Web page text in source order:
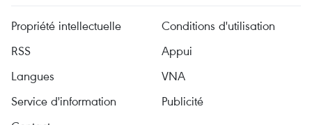
Propriété intellectuelle
Conditions d'utilisation
RSS
Appui
Langues
VNA
Service d'information
Publicité